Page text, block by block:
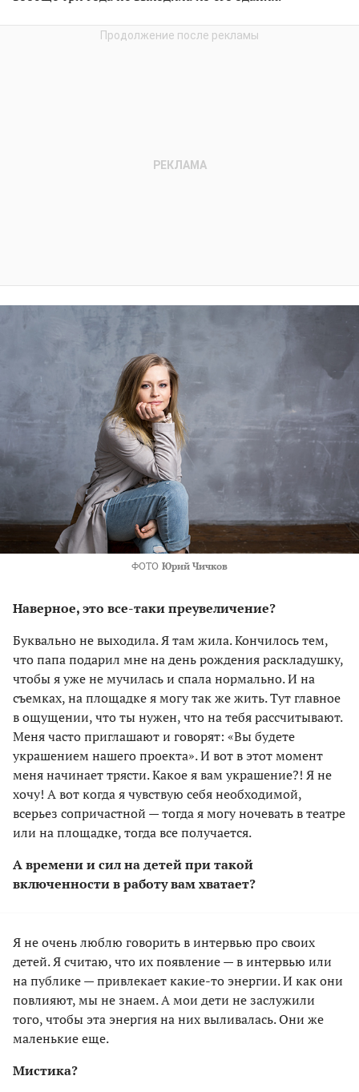
ФОТО Юрий Чичков
Наверное, это все-таки преувеличение?
Буквально не выходила. Я там жила. Кончилось тем,
что папа подарил мне на день рождения раскладушку,
чтобы я уже не мучилась и спала нормально. И на
съемках, на площадке я могу так же жить. Тут главное
в ощущении, что ты нужен, что на тебя рассчитывают.
Меня часто приглашают и говорят: «Вы будете
украшением нашего проекта». И вот в этот момент
меня начинает трясти. Какое я вам украшение?! Я не
хочу! А вот когда я чувствую себя необходимой,
всерьез сопричастной — тогда я могу ночевать в театре
или на площадке, тогда все получается.
А времени и сил на детей при такой
включенности в работу вам хватает?
Я не очень люблю говорить в интервью про своих
детей. Я считаю, что их появление — в интервью или
на публике — привлекает какие-то энергии. И как они
повлияют, мы не знаем. А мои дети не заслужили
того, чтобы эта энергия на них выливалась. Они же
маленькие еще.
Мистика?